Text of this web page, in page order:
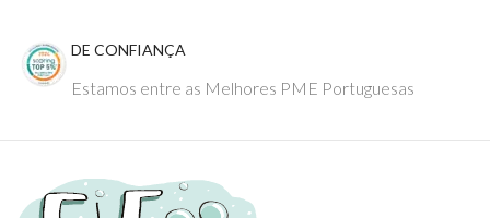
DE CONFIANÇA
Estamos entre as Melhores PME Portuguesas